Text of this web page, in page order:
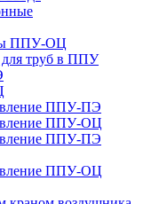
ППУ-ОЦ
труб в ППУ
ППУ-ПЭ
ППУ-ОЦ
ППУ-ПЭ
ППУ-ОЦ